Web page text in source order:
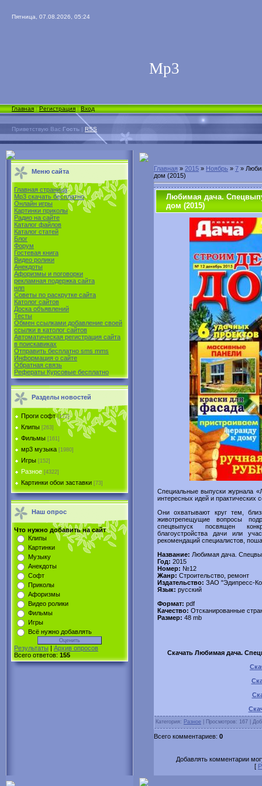
Пятница, 07.08.2026, 05:24
Мp3
Главная|Регистрация|Вход
Приветствую Вас Гость | RSS
Меню сайта
Главная страница
Mp3 скачать бесплатно
Онлайн игры
Картинки приколы
Радио на сайте
Каталог файлов
Каталог статей
Блог
Форум
Гостевая книга
Видео ролики
Анекдоты
Афоризмы и поговорки
рекламная подержка сайта
нлп
Советы по раскрутке сайта
Католог сайтов
Доска объявлений
Тесты
Обмен ссылками добавление своей
ссылки в католог сайтов
Автоматическая регистрация сайта
в поиcкавиках
Отправить бесплатно sms mms
Информация о сайте
Обратная связь
Рефераты Курсовые бесплатно
Разделы новостей
Проги софт [172]
Клипы [263]
Фильмы [161]
мр3 музыка [1980]
Игры [152]
Разное [4322]
Картинки обои заставки [73]
Наш опрос
Что нужно добавить на сайт
Клипы
Картинки
Музыку
Анекдоты
Софт
Приколы
Афоризмы
Видео ролики
Фильмы
Игры
Всё нужно добавлять
Результаты | Архив опросов
Всего ответов: 155
Главная » 2015 » Ноябрь » 7 »
дом (2015)
Любимая дача.
дом (2015)
Специальные выпуски журнала
интересных идей и практических
Они охватывают круг тем,
животрепещущие вопросы
спецвыпуск посвящен
благоустройства дачи или
рекомендаций специалистов,
Название: Любимая дача.
Год: 2015
Номер: №12
Жанр: Строительство, ремонт
Издательство: ЗАО "Эдипресс-
Язык: русский
Формат: pdf
Качество: Отсканированные
Размер: 48 mb
Скачать Любимая дача.
Категория: Разное | Просмотров: 167 |
Всего комментариев: 0
Добавлять комментарии
[